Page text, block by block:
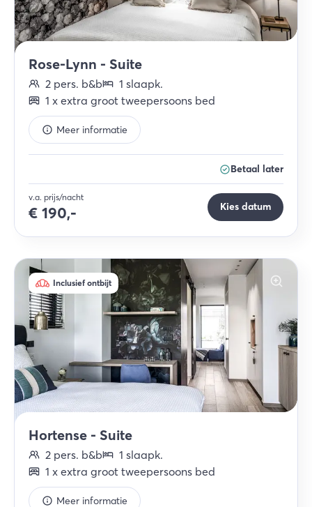
Rose-Lynn - Suite
2 pers. b&b 1 slaapk.
1 x extra groot tweepersoons bed
Meer informatie
Betaal later
v.a. prijs/nacht
€ 190,- Kies datum
Inclusief ontbijt
Hortense - Suite
2 pers. b&b 1 slaapk.
1 x extra groot tweepersoons bed
Meer informatie